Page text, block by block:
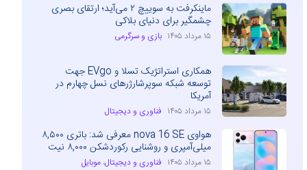
ماینکرفت به سوییچ ۲ می‌آید؛ ارتقای بصری
چشمگیر برای دنیای بلاکی
۱۵ مرداد ۱۴۰۵ بازی و سرگرمی
همکاری استراتژیک تسلا و EVgo جهت
توسعه شبکه سوپرشارژرهای نسل چهارم در
آمریکا
۱۵ مرداد ۱۴۰۵ فناوری و دیجیتال
هواوی nova 16 SE معرفی شد: باتری ۸,۵۰۰
میلی‌آمپری و روشنایی رکوردشکن ۸,۰۰۰ نیت
۱۵ مرداد ۱۴۰۵ فناوری و دیجیتال،موبایل